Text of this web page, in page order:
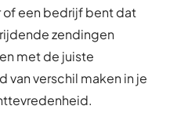
of een bedrijf bent dat
zendingen
met de juiste
van verschil maken in je